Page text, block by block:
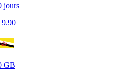
jours
GB